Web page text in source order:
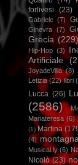
forlivesi (23)
Gabriele (7)
Ginevra (7)
Grecia
Hip-Hop (3)
Artificiale
JoyadeVilla (8)
Letizia (22) libri
Lucca (26)
(2586)
Mariateresa (6)
(1) Martina
(4)
Musical.ly (6)
Nicolò (23)